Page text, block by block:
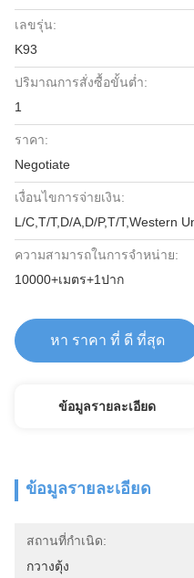
เลขรุ่น:
K93
ปริมาณการสั่งซื้อขั้นต่ำ:
1
ราคา:
Negotiate
เงื่อนไขการจ่ายเงิน:
L/C,T/T,D/A,D/P,T/T,Western
ความสามารถในการจําหน่าย:
10000+เมตร+1ปาก
หา ราคา ที่ ดี ที่สุด
ข้อมูลรายละเอียด
ข้อมูลรายละเอียด
สถานที่กำเนิด:
กวางตุ้ง